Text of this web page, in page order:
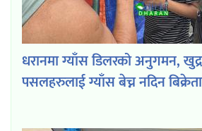
धरानमा ग्याँस डिलरको अनुगमन,
पसलहरुलाई ग्याँस बेच्न नदिन